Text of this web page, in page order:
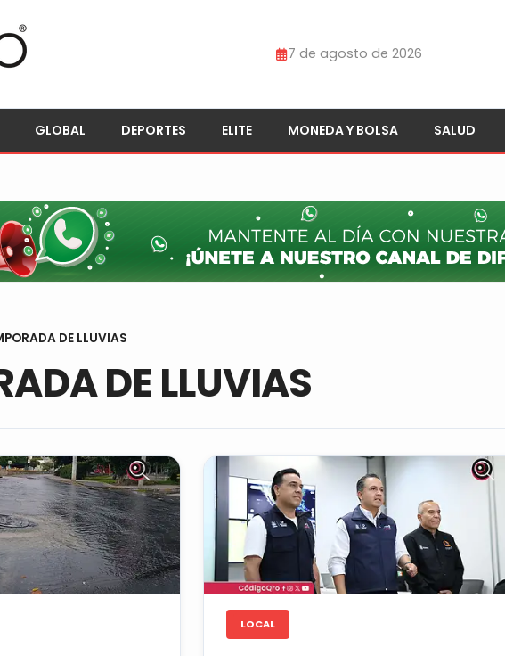
7 de agosto de 2026
GLOBAL DEPORTES ELITE MONEDA Y BOLSA SALUD
DE LLUVIAS
DE LLUVIAS
LOCAL